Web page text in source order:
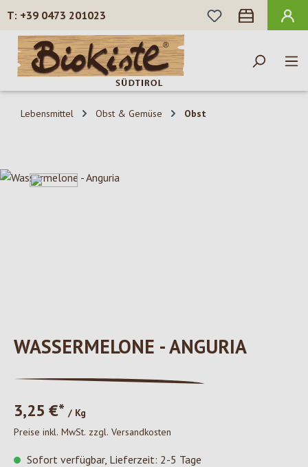
Zum Hauptinhalt springen
+39 0473 201023
DU HAST 0
Lebensmittel Obst & Gemüse Obst
Bildergalerie überspringen
WASSERMELONE - ANGURIA
3,25 €* / Kg
Preise inkl. MwSt. zzgl. Versandkosten
Sofort verfügbar, Lieferzeit: 2-5 Tage